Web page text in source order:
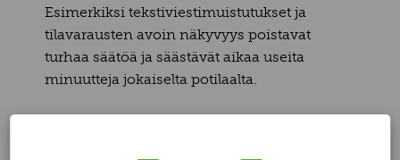
Esimerkiksi tekstiviestimuistutukset ja
tilavarausten avoin näkyvyys poistavat
turhaa säätöä ja säästävät aikaa useita
minuutteja jokaiselta potilaalta.